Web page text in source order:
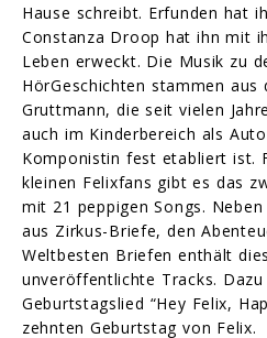
Hause schreibt. Erfunden hat
Constanza Droop hat ihn mit
Leben erweckt. Die Musik zu
HörGeschichten stammen aus
Gruttmann, die seit vielen
auch im Kinderbereich als
Komponistin fest etabliert ist.
kleinen Felixfans gibt es das
mit 21 peppigen Songs.
aus Zirkus-Briefe, den
Weltbesten Briefen enthält
unveröffentlichte Tracks.
Geburtstagslied “Hey Felix,
zehnten Geburtstag von Felix.